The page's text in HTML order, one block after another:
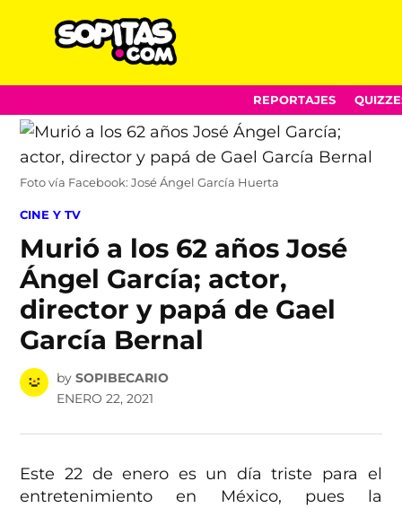
Skip
to
content
REPORTAJES
Foto vía Facebook: José Ángel García Huerta
POSTED
CINE Y TV
Murió a los 62 años José
Ángel García; actor,
director y papá de Gael
García Bernal
by SOPIBECARIO
ENERO 22, 2021
Este 22 de enero es un día triste para el
entretenimiento en México, pues la